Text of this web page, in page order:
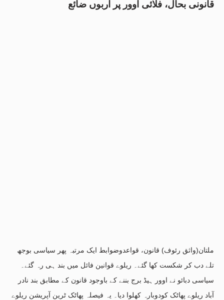
قانونی بحال، فلائی اوور پر اربوں ضائع
ملتان(واثق رئوف) قانون، قواعدوضوابط ایک مرتبہ پھر سیاسی بوجھ
تلے دب کر شکست کھا گئے۔ ریلوے قوانین فائل میں بند ہی رہ گئے۔
سیاسی دبائو نے اوور ہیڈ برج بننے کے باوجود قانون کے مطابق بند نادر
آباد ریلوے پھاٹک کودوبارہ کھلوا دیا۔ یہ فیصلہ پھاٹک ٹرین آپریشن ریلوے